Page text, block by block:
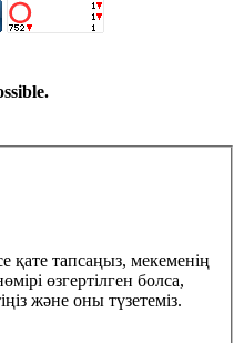
қате тапсаңыз, мекеменің
өзгертілген болса,
және оны түзетеміз.